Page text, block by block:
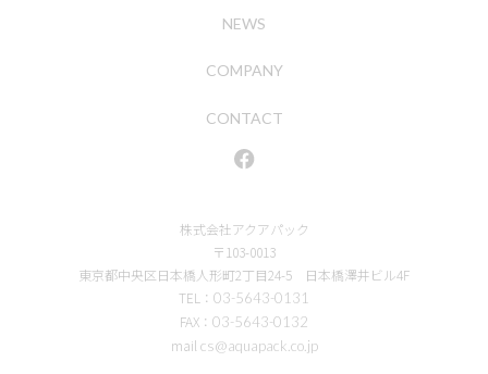
株式会社アクアパック
〒103-0013
東京都中央区日本橋人形町2丁目24-5 日本橋澤井ビル4F
TEL： 03-5643-0131
FAX： 03-5643-0132
mail cs@aquapack.co.jp
NEWS
COMPANY
CONTACT